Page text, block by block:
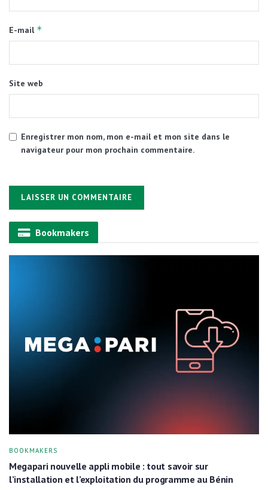
E-mail *
Site web
Enregistrer mon nom, mon e-mail et mon site dans le
navigateur pour mon prochain commentaire.
Alternative:Bookmakers
BOOKMAKERS
Megapari nouvelle appli mobile : tout savoir sur
l’installation et l’exploitation du programme au Bénin